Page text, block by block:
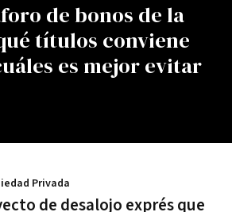
de bonos de la
títulos conviene
es mejor evitar
de desalojo exprés que
Privada